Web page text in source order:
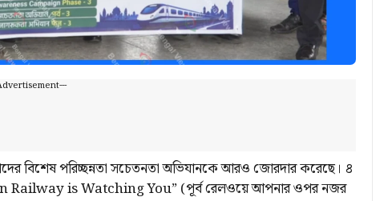
বিশেষ পরিচ্ছন্নতা সচেতনতা অভিযানকে আরও জোরদার করেছে। ৪
Railway is Watching You” (পূর্ব রেলওয়ে আপনার ওপর নজর